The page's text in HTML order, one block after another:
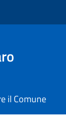
il Comune